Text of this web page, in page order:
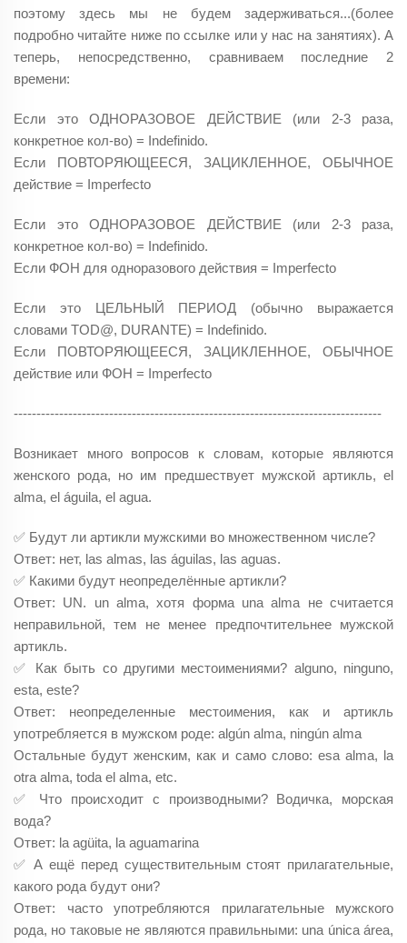
поэтому здесь мы не будем задерживаться...(более
подробно читайте ниже по ссылке или у нас на занятиях). А
теперь, непосредственно, сравниваем последние 2
времени:
Если это ОДНОРАЗОВОЕ ДЕЙСТВИЕ (или 2-3 раза,
конкретное кол-во) = Indefinido.
Если ПОВТОРЯЮЩЕЕСЯ, ЗАЦИКЛЕННОЕ, ОБЫЧНОЕ
действие = Imperfecto
Если это ОДНОРАЗОВОЕ ДЕЙСТВИЕ (или 2-3 раза,
конкретное кол-во) = Indefinido.
Если ФОН для одноразового действия = Imperfecto
Если это ЦЕЛЬНЫЙ ПЕРИОД (обычно выражается
словами TOD@, DURANTE) = Indefinido.
Если ПОВТОРЯЮЩЕЕСЯ, ЗАЦИКЛЕННОЕ, ОБЫЧНОЕ
действие или ФОН = Imperfecto
---------------------------------------------------------------------------------
Возникает много вопросов к словам, которые являются
женского рода, но им предшествует мужской артикль, el
alma, el águila, el agua.
✅ Будут ли артикли мужскими во множественном числе?
Ответ: нет, las almas, las águilas, las aguas.
✅ Какими будут неопределённые артикли?
Ответ: UN. un alma, хотя форма una alma не считается
неправильной, тем не менее предпочтительнее мужской
артикль.
✅ Как быть со другими местоимениями? alguno, ninguno,
esta, este?
Ответ: неопределенные местоимения, как и артикль
употребляется в мужском роде: algún alma, ningún alma
Остальные будут женским, как и само слово: esa alma, la
otra alma, toda el alma, etc.
✅ Что происходит с производными? Водичка, морская
вода?
Ответ: la agüita, la aguamarina
✅ А ещё перед существительным стоят прилагательные,
какого рода будут они?
Ответ: часто употребляются прилагательные мужского
рода, но таковые не являются правильными: una única área,